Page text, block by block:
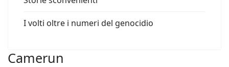
I volti oltre i numeri del genocidio
Camerun